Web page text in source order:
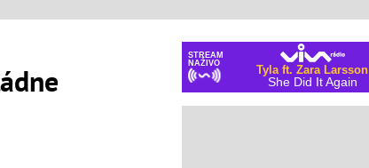
STREAM
NAŽIVO
Tyla ft. Zara Larsson
She Did It Again